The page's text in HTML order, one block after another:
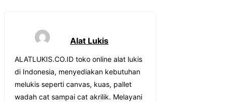
Alat Lukis
ALATLUKIS.CO.ID toko online alat lukis
di Indonesia, menyediakan kebutuhan
melukis seperti canvas, kuas, pallet
wadah cat sampai cat akrilik. Melayani